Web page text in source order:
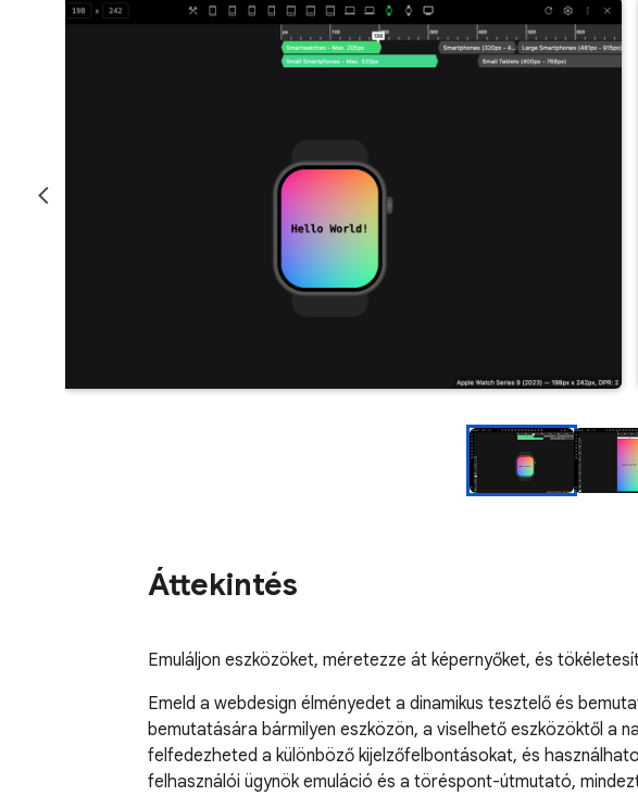
Áttekintés
Emuláljon eszközöket, méretezze át képernyőket, és
Emeld a webdesign élményedet a dinamikus tesztelő és
bemutatására bármilyen eszközön, a viselhető eszközöktől a
felfedezheted a különböző kijelzőfelbontásokat, és
felhasználói ügynök emuláció és a töréspont-útmutató,